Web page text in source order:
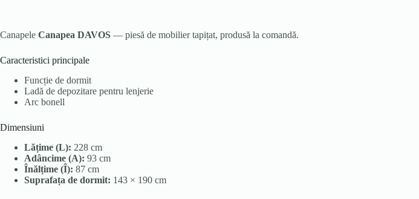
Canapele Canapea DAVOS — piesă de mobilier tapițat, produsă la comandă.
Caracteristici principale
Funcție de dormit
Ladă de depozitare pentru lenjerie
Arc bonell
Dimensiuni
Lățime (L): 228 cm
Adâncime (A): 93 cm
Înălțime (Î): 87 cm
Suprafața de dormit: 143 × 190 cm